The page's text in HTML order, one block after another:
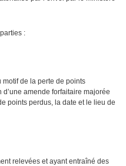
:
de la perte de points
amende forfaitaire majorée
points perdus, la date et le lieu de
relevées et ayant entraîné des